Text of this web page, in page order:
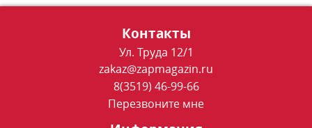
Контакты
Ул. Труда 12/1
zakaz@zapmagazin.ru
8(3519) 46-99-66
Перезвоните мне